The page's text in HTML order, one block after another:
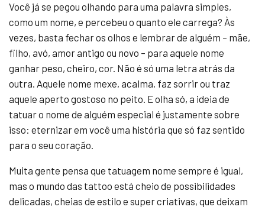
Você já se pegou olhando para uma palavra simples,
como um nome, e percebeu o quanto ele carrega? Às
vezes, basta fechar os olhos e lembrar de alguém – mãe,
filho, avó, amor antigo ou novo – para aquele nome
ganhar peso, cheiro, cor. Não é só uma letra atrás da
outra. Aquele nome mexe, acalma, faz sorrir ou traz
aquele aperto gostoso no peito. E olha só, a ideia de
tatuar o nome de alguém especial é justamente sobre
isso: eternizar em você uma história que só faz sentido
para o seu coração.
Muita gente pensa que tatuagem nome sempre é igual,
mas o mundo das tattoo está cheio de possibilidades
delicadas, cheias de estilo e super criativas, que deixam